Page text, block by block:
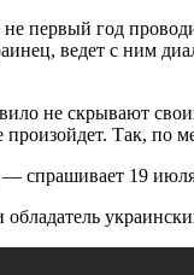
первый год
ведет с ним
не скрывают
произойдет. Так,
19